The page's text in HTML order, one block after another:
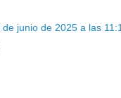
de junio de 2025 a las